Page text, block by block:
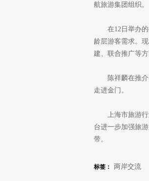
航旅游集团组织。
在12日举办
龄层游客需求。
建、联合推广等方
陈祥麟在推
走进金门。
上海市旅游
台进一步加强旅
带。
标签：
两岸交流